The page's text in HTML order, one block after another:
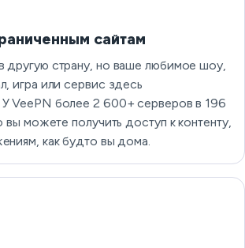
сайтам
другую страну, но ваше любимое шоу,
игра или сервис здесь
У VeePN более 2 600+ серверов в 196
вы можете получить доступ к контенту,
как будто вы дома.